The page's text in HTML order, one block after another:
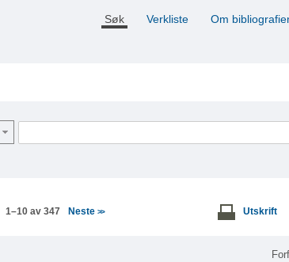
Søk Verkliste Om
1–10 av 347 Neste >> Utskrift